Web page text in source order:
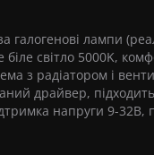
галогенові лампи
біле світло 5000K,
з радіатором і
драйвер,
напруги 9-32В,